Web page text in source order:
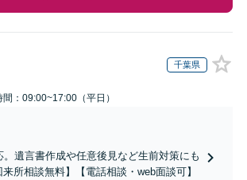
千葉県
間：09:00~17:00（平日）
遺言書作成や任意後見など生前対策にも
所相談無料】【電話相談・web面談可】